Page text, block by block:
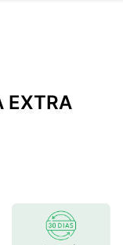
EXTRA